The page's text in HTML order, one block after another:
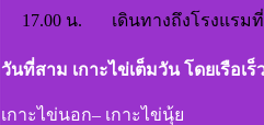
17.00 น.
เดินทางถึงโรงแร
วันที่สาม เกาะไข่เต็มวัน โดยเรือเร็
เกาะไข่นอก– เกาะไข่นุ้ย